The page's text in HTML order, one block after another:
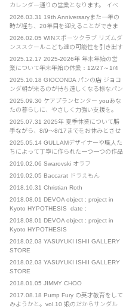
カレンダー通りの営業となります。 イベ
ント部門は通常営業となります。 お急ぎ
の場合は担当の携帯電話へのご連絡をお願
2026.03.31 19th Anniversaryまた一年の
時が経ち、20年目を迎えることができま
した。 クライアント様をはじめ、皆様へ
の感謝を忘れず、日々精進してまいりま
す。
2026.02.05 WINスポーツクラブ リズムダ
ンススクールこども達の可能性を引き出す
お手伝い ウインスポーツクラブ・リズム
ダンススクールは2002年設立の実績ある
ーツを通してこどもたちが持っている能力
を最大限引き出し、自信と共に諦めない心
を･･･
2025.12.17 2025-2026年 年末年始の営
業について年末年始の休業：12/27～1/4
までをお休みとさせていただきます。 ご
不便をおかけいたします。 イベント部門
は、担当の携帯電話へのご連絡をお願いい
たします。
2025.10.18 GIOCONDA パンの店 ジョコ
ンダ朝が来るのが待ち遠しくなる様なパン
を作りたくて始めたお店です
2025.09.30 ケアプランセンター youあな
たの暮らしに、やさしく力強い支援を。
「you」とは、あなたの"ユウ" それは、そ
っと寄り添う友人のような「友」 確かな
ときにも支えになる、勇気の「勇」 人と
人、心と心をつなぐ、･･･
2025.07.31 2025年 夏季休業について勝
手ながら、8/9～8/17までをお休みとさせ
ていただきます。 また、8/21～23も出張
のため、対応までにお時間をいただく可能
ますが、お許しください。
2025.05.14 GULLAMデザイナーや職人た
ちによって丁寧に作られた一つ一つの作品
を我々は心を込めてお客様に届けたい。
crafted works, Created b･･･
2019.02.06 Swarovski オラフ
2019.02.05 Baccarat ドラえもん
2018.10.31 Christian Roth
2018.08.01 DEVOA object : project in
Kyoto HYPOTHESIS date :
1(wed)-26(sun) August. place : 271-1
Takoyakushi-cho Muromachi-
2018.08.01 DEVOA object : project in
Kyoto HYPOTHESIS
2018.02.03 YASUYUKI ISHII GALLERY
STORE
2018.02.03 YASUYUKI ISHII GALLERY
STORE
2018.01.05 JIMMY CHOO
2017.08.18 Pump Fury の英才教育をして
みようかと。vol.10 娘のだからサンダル